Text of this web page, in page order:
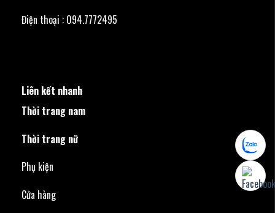
Điện thoại : 094.7772495
Liên kết nhanh
Thời trang nam
Thời trang nữ
Phụ kiện
Cửa hàng